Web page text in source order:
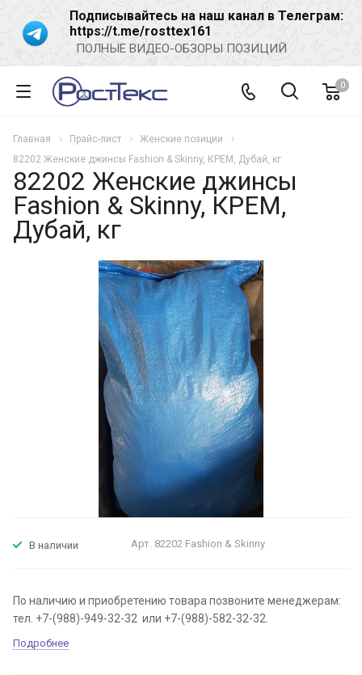
Подписывайтесь на наш канал в Телеграм:
https://t.me/rosttex161
ПОЛНЫЕ ВИДЕО-ОБЗОРЫ ПОЗИЦИЙ
0
Главная Прайс-лист
Женские позиции
82202 Женские джинсы Fashion & Skinny, КРЕМ, Дубай, кг
82202 Женские джинсы
Fashion & Skinny, КРЕМ,
Дубай, кг
В наличии Арт. 82202 Fashion & Skinny
По наличию и приобретению товара позвоните менеджерам:
тел. +7-(988)-949-32-32 или +7-(988)-582-32-32.
Подробнее